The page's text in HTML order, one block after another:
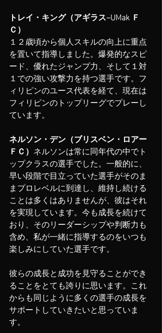
トレイ・キング（アギラス–UMak Ｆ
Ｃ）
１２歳頃から個人スキルの向上に重点
を置いて指導しました。爆発的なスピ
ード、優れたジャンプ力、そして１対
１での強い攻撃力を持つ選手です。フ
ィリピンのユース代表を経て、現在は
フィリピンのトップリーグでプレーし
ています。
ネルソン・デン（ブリスベン・ロアー
ＦＣ） ネルソンは常に同年代の中でト
ップクラスの選手でした。一般的に、
早い段階で目立っていた選手がそのま
まプロレベルに到達し、維持し続ける
ことは多くはありませんが、彼はそれ
を実現しています。今も成長を続けて
おり、そのリーダーシップや判断力も
含め、私が一緒に指導するのをいつも
楽しみにしていた選手です。
彼らの成長と成功を見守ることができ
ることをとても誇りに思います。これ
からも同じように多くの選手の成長を
サポートしていきたいと思っていま
す。